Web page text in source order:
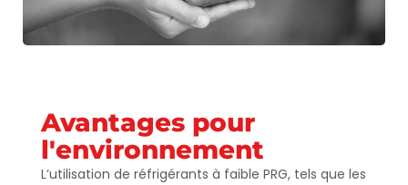
Avantages pour
l'environnement
L’utilisation de réfrigérants à faible PRG, tels que les